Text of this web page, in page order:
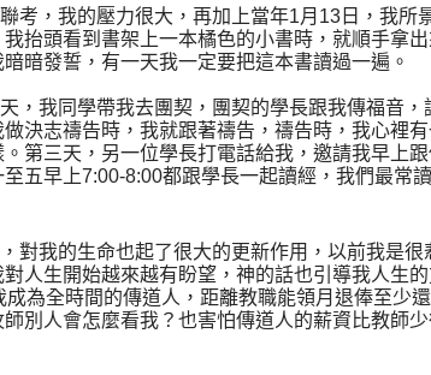
考，我的壓力很大，再加上當年1月13日，我所
抬頭看到書架上一本橘色的小書時，就順手拿
暗發誓，有一天我一定要把這本書讀過一遍。
，我同學帶我去團契，團契的學長跟我傳福音
決志禱告時，我就跟著禱告，禱告時，我心裡
第三天，另一位學長打電話給我，邀請我早上
五早上7:00-8:00都跟學長一起讀經，我們最常
對我的生命也起了很大的更新作用，以前我是
人生開始越來越有盼望，神的話也引導我人生
為全時間的傳道人，距離教職能領月退俸至少
別人會怎麼看我？也害怕傳道人的薪資比教師